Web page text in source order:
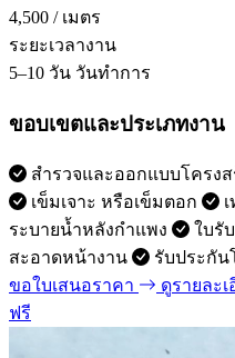
4,500 / เมตร
ระยะเวลางาน
5–10 วัน วันทำการ
ขอบเขตและประเภทงาน
สำรวจและออกแบบโครงส
เข็มเจาะ หรือเข็มตอก
ระบายน้ำหลังกำแพง
ใบรั
สะอาดหน้างาน
รับประกัน
ขอใบเสนอราคา
ดูรายละ
ฟรี